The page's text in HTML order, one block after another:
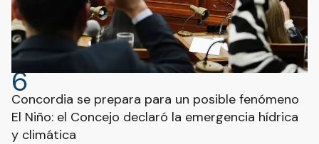
6
Concordia se prepara para un posible fenómeno
El Niño: el Concejo declaró la emergencia hídrica
y climática